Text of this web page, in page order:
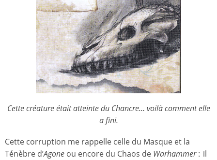
Cette créature était atteinte du Chancre… voilà comment elle
a fini.
Cette corruption me rappelle celle du Masque et la
Ténèbre d’Agone ou encore du Chaos de Warhammer: il